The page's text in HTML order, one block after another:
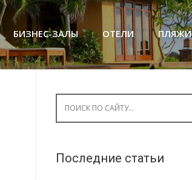
ПЛЯЖИ
ОТЕЛИ
БИЗНЕС-ЗАЛЫ
Последние статьи